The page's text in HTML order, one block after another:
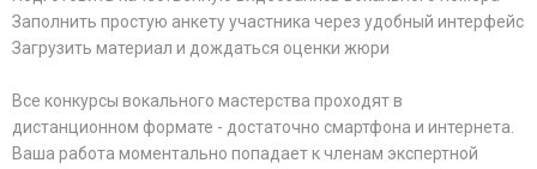
Заполнить простую анкету участника через удобный интерфейс
Загрузить материал и дождаться оценки жюри
Все конкурсы вокального мастерства проходят в
дистанционном формате - достаточно смартфона и интернета.
Ваша работа моментально попадает к членам экспертной